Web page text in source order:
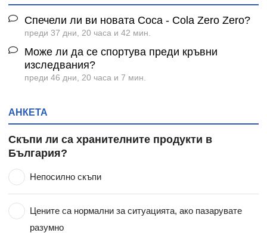
Спечели ли ви новата Coca - Cola Zero Zero?
преди 37 дни, 20 часа и 42 мин.
Може ли да се спортува преди кръвни
изследвания?
преди 46 дни, 20 часа и 7 мин.
АНКЕТА
Скъпи ли са хранителните продукти в
България?
Непосилно скъпи
Цените са нормални за ситуацията, ако пазарувате
разумно